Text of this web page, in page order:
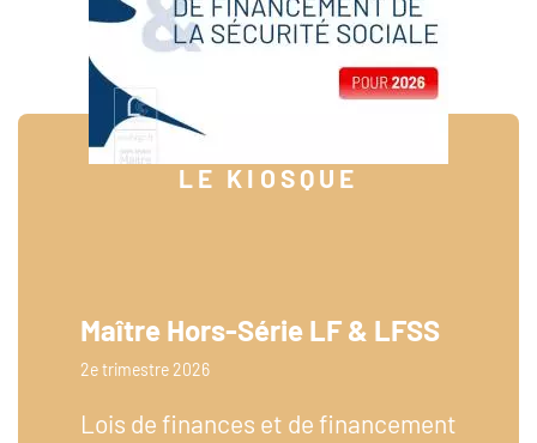
LE KIOSQUE
Maître Hors-Série LF & LFSS
2e trimestre 2026
Lois de finances et de financement